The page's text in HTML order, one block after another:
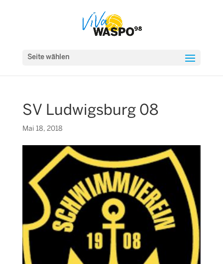
Seite wählen
SV Ludwigsburg 08
Mai 18, 2018